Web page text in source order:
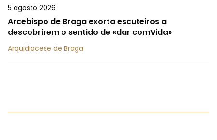
5 agosto 2026
Arcebispo de Braga exorta escuteiros a
descobrirem o sentido de «dar comVida»
Arquidiocese de Braga